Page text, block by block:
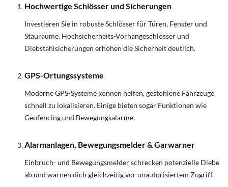
Hochwertige Schlösser und Sicherungen
Investieren Sie in robuste Schlösser für Türen, Fenster und
Stauräume. Hochsicherheits-Vorhängeschlösser und
Diebstahlsicherungen erhöhen die Sicherheit deutlich.
GPS-Ortungssysteme
Moderne GPS-Systeme können helfen, gestohlene Fahrzeuge
schnell zu lokalisieren. Einige bieten sogar Funktionen wie
Geofencing und Bewegungsalarme.
Alarmanlagen, Bewegungsmelder & Garwarner
Einbruch- und Bewegungsmelder schrecken potenzielle Diebe
ab und warnen dich gleichzeitig vor unautorisiertem Zugriff.